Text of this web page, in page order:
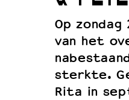
EDUCATIE
Op
van het
sterkte.
Rita in